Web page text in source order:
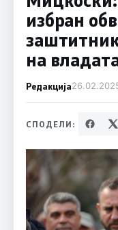
избран
на
Редакција
СПОДЕЛИ: